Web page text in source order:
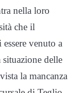
nella loro
che il
venuto a
situazione delle
la mancanza